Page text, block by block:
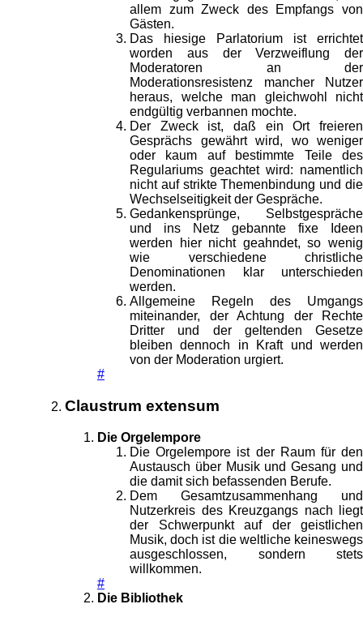
allem zum Zweck des Empfangs von
Gästen.
Das hiesige Parlatorium ist errichtet
worden aus der Verzweiflung der
Moderatoren an der
Moderationsresistenz mancher Nutzer
heraus, welche man gleichwohl nicht
endgültig verbannen mochte.
Der Zweck ist, daß ein Ort freieren
Gesprächs gewährt wird, wo weniger
oder kaum auf bestimmte Teile des
Regulariums geachtet wird: namentlich
nicht auf strikte Themenbindung und die
Wechselseitigkeit der Gespräche.
Gedankensprünge, Selbstgespräche
und ins Netz gebannte fixe Ideen
werden hier nicht geahndet, so wenig
wie verschiedene christliche
Denominationen klar unterschieden
werden.
Allgemeine Regeln des Umgangs
miteinander, der Achtung der Rechte
Dritter und der geltenden Gesetze
bleiben dennoch in Kraft und werden
von der Moderation urgiert.
#
Claustrum extensum
Die Orgelempore
Die Orgelempore ist der Raum für den
Austausch über Musik und Gesang und
die damit sich befassenden Berufe.
Dem Gesamtzusammenhang und
Nutzerkreis des Kreuzgangs nach liegt
der Schwerpunkt auf der geistlichen
Musik, doch ist die weltliche keineswegs
ausgeschlossen, sondern stets
willkommen.
#
Die Bibliothek